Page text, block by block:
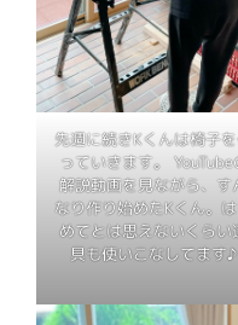
先週に続きKくんは椅子
っていきます。 YouTube
解説動画を見ながら、す
なり作り始めたKくん。
めてとは思えないくらい
具も使いこなしてます♪